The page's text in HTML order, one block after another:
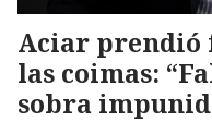
Aciar prendió
las coimas:
sobra